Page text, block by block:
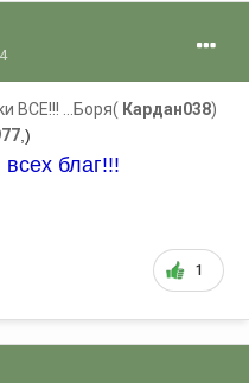
ВСЕ!!! ...Боря( Кардан038)
,)
благ!!!
1